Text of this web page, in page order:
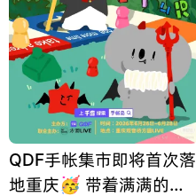
QDF手帐集市即将首次落
地重庆🥳 带着满满的幸